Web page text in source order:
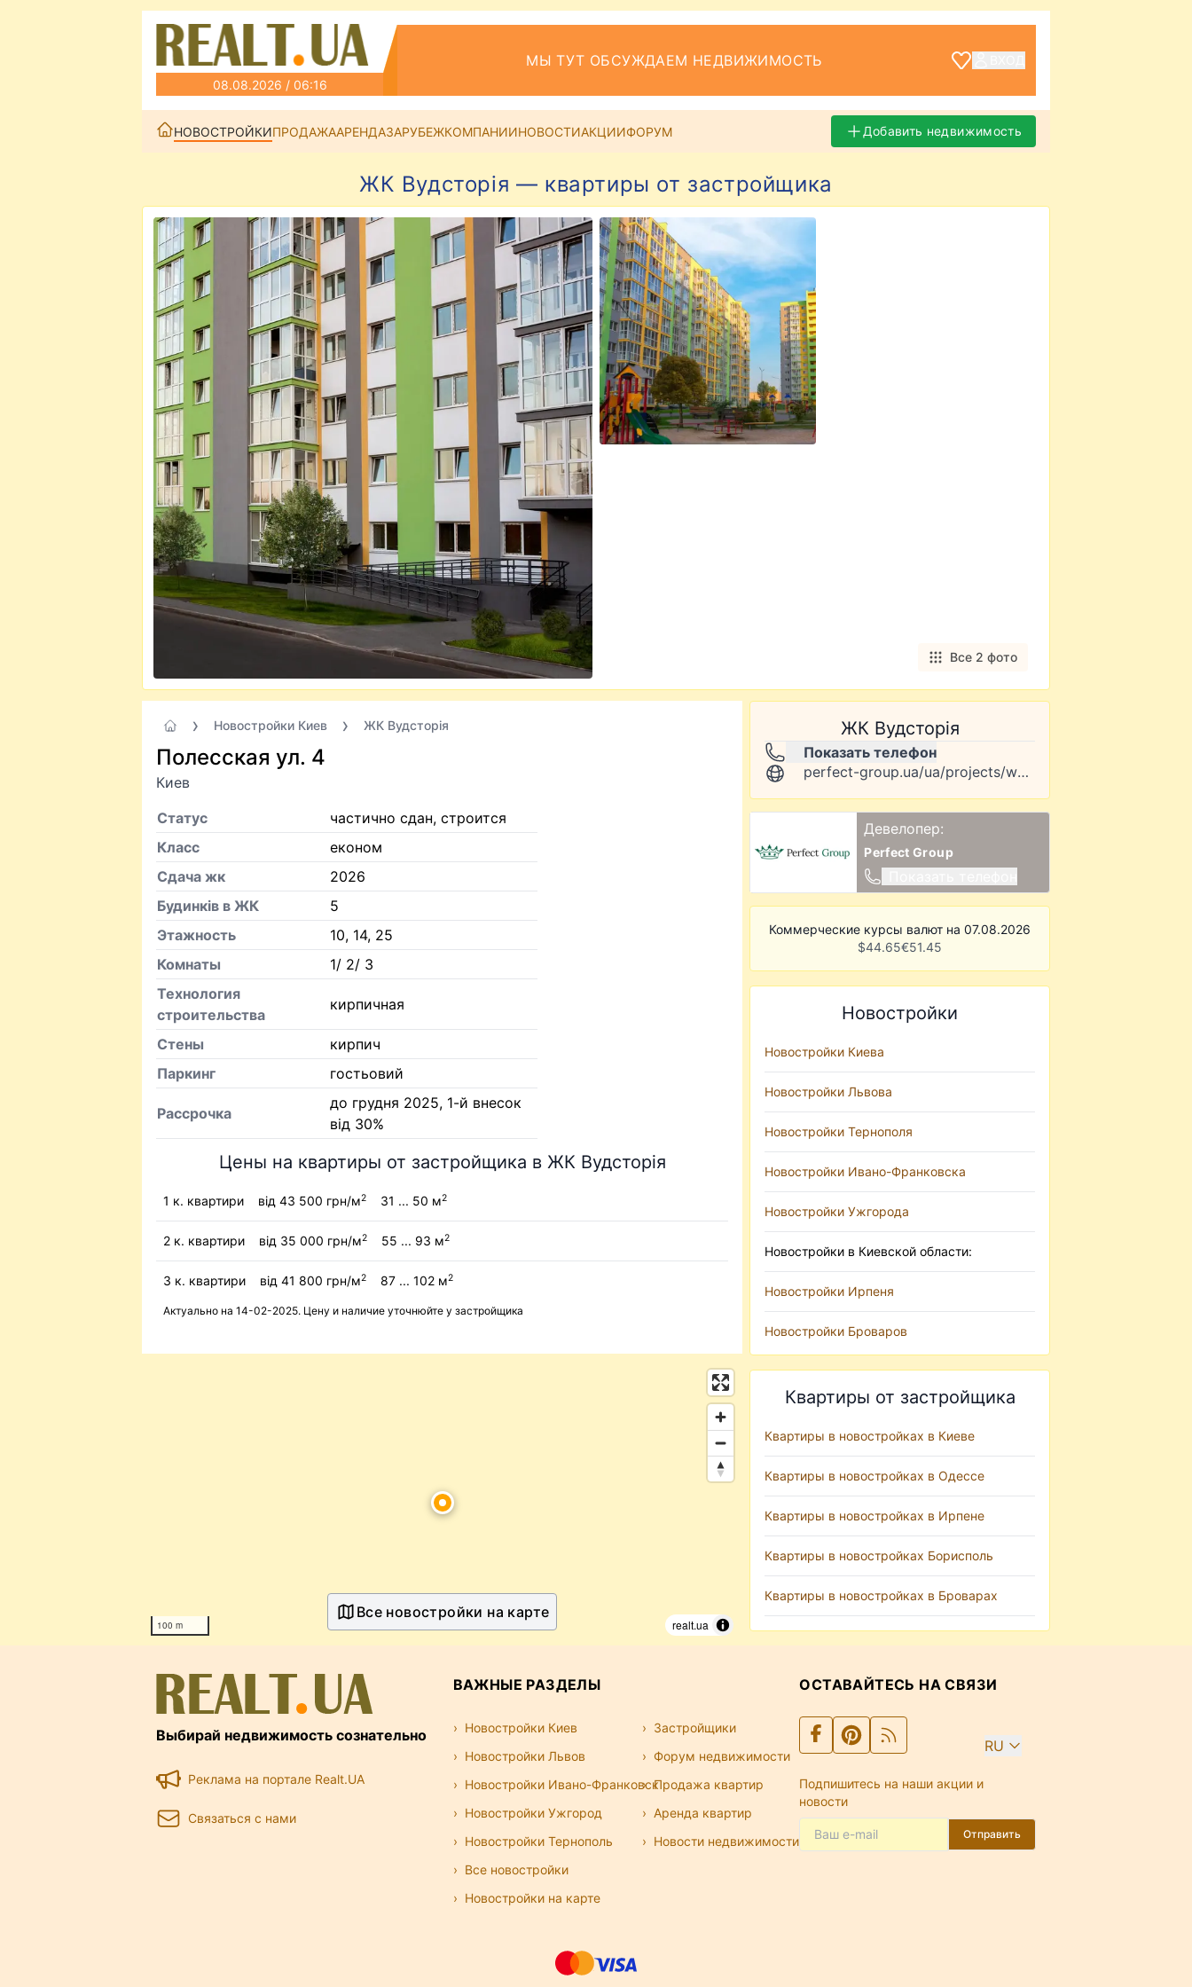
08.08.2026 / 06:16
МЫ ТУТ ОБСУЖДАЕМ НЕДВИЖИМОСТЬ
НОВОСТРОЙКИПРОДАЖААРЕНДАЗАРУБЕЖКОМПАНИИНОВОСТИАКЦИИФОРУМ Добавить недвижимость
ЖК Вудсторія — квартиры от застройщика
Все 2 фото
Новостройки Киев ЖК Вудсторія
Полесская ул. 4
Киев
Статус
частично сдан, строится
Класс
економ
Сдача жк
2026
Будинків в ЖК
5
Этажность
10, 14, 25
Комнаты
1/ 2/ 3
Технология
строительства
кирпичная
Стены
кирпич
Паркинг
гостьовий
Рассрочка
до грудня 2025, 1-й внесок
від 30%
Цены на квартиры от застройщика в ЖК Вудсторія
1 к. квартири від 43 500 грн/м2 31 ... 50 м2
2 к. квартири від 35 000 грн/м2 55 ... 93 м2
3 к. квартири від 41 800 грн/м2 87 ... 102 м2
Актуально на 14-02-2025. Цену и наличие уточнюйте у застройщика
100 m realt.ua
Все новостройки на карте
ЖК Вудсторія
Показать телефон
perfect-group.ua/ua/projects/woodstoria/
Девелопер:
Perfect Group
Коммерческие курсы валют на 07.08.2026
$44.65€51.45
Новостройки
Новостройки Киева
Новостройки Львова
Новостройки Тернополя
Новостройки Ивано-Франковска
Новостройки Ужгорода
Новостройки в Киевской области:
Новостройки Ирпеня
Новостройки Броваров
Квартиры от застройщика
Квартиры в новостройках в Киеве
Квартиры в новостройках в Одессе
Квартиры в новостройках в Ирпене
Квартиры в новостройках Борисполь
Квартиры в новостройках в Броварах
Выбирай недвижимость сознательно
Реклама на портале Realt.UA
Связаться с нами
ВАЖНЫЕ РАЗДЕЛЫ
Новостройки Киев
Новостройки Львов
Новостройки Ивано-Франковск
Новостройки Ужгород
Новостройки Тернополь
Все новостройки
Новостройки на карте
Застройщики
Форум недвижимости
Продажа квартир
Аренда квартир
Новости недвижимости
ОСТАВАЙТЕСЬ НА СВЯЗИ
RU
Подпишитесь на наши акции и
новости
Отправить